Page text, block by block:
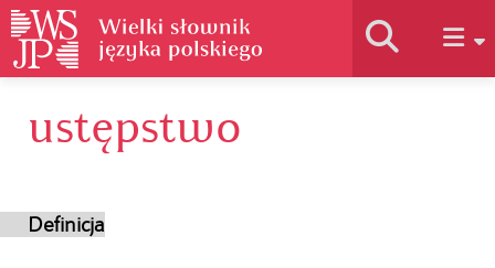
Historia słownika
ustępstwo
Definicja